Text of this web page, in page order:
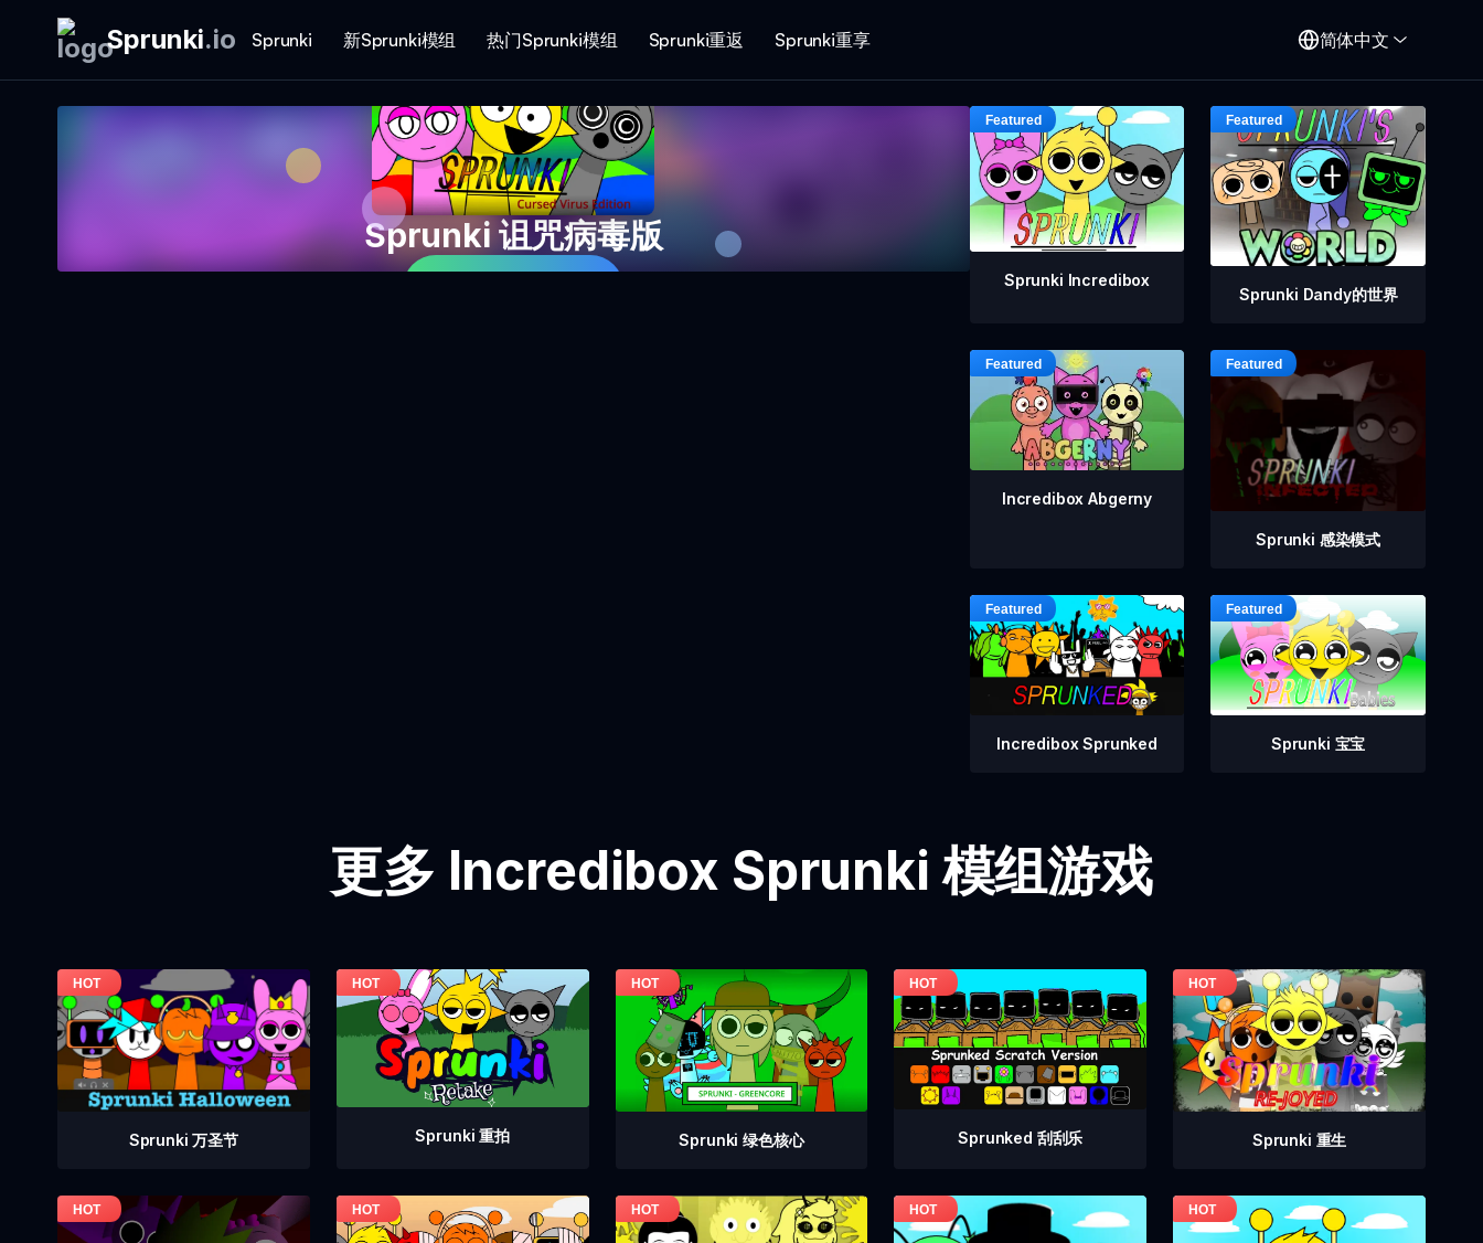
Sprunki.io Sprunki 新Sprunki模组 热门Sprunki模组 Sprunki重返 Sprunki重享 简体中文
Sprunki 诅咒病毒版
Sprunki Incredibox
Sprunki Dandy的世界
Incredibox Abgerny
Sprunki 感染模式
Incredibox Sprunked Sprunki 宝宝
更多 Incredibox Sprunki 模组游戏
Sprunki 万圣节 Sprunki 重拍 Sprunki 绿色核心 Sprunked 刮刮乐 Sprunki 重生